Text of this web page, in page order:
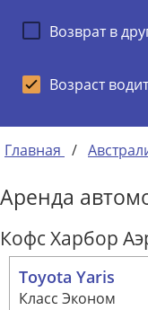
Возврат в
Возраст
Главная /
Аренда
Кофс Харбор
Toyota Yaris
Класс Эконом